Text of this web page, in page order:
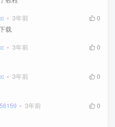
3年前
0
载
3年前
0
3年前
0
3年前
0
3年前
0
载
3年前
0
3年前
0
3年前
0